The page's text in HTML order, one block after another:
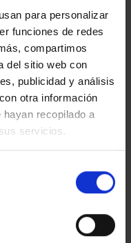
para personalizar
funciones de redes
compartimos
del sitio web con
publicidad y análisis
otra información
recopilado a
servicios.